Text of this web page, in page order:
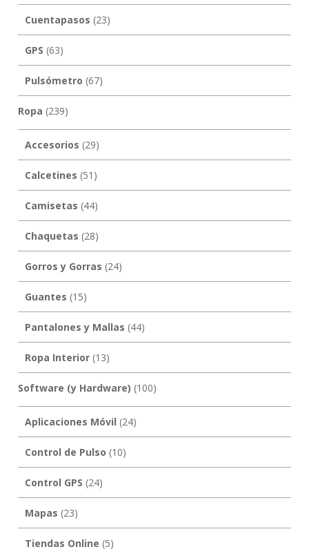
Cuentapasos (23)
GPS (63)
Pulsómetro (67)
Ropa (239)
Accesorios (29)
Calcetines (51)
Camisetas (44)
Chaquetas (28)
Gorros y Gorras (24)
Guantes (15)
Pantalones y Mallas (44)
Ropa Interior(13)
Software (y Hardware) (100)
Aplicaciones Móvil (24)
Control de Pulso (10)
Control GPS (24)
Mapas (23)
Tiendas Online (5)